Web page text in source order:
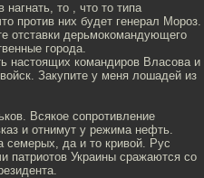
то , что то типа
против них будет генерал Мороз.
отставки дерьмокомандующего
города.
настоящих командиров Власова и
Закупите у меня лошадей из
Всякое сопротивление
и отнимут у режима нефть.
семерых, да и то кривой. Рус
патриотов Украины сражаются со